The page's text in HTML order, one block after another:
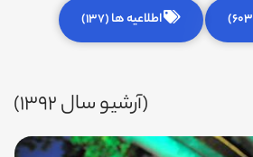
اطلاعیه ها (137)
(آرشیو سال 1392)